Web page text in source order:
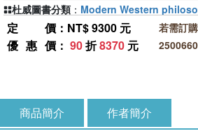
定價 ：NT$ 9300 元
優惠價 ： 90折8370 元
若需訂
杜威圖書分類 ： Modern Western
商品簡介 作者簡介